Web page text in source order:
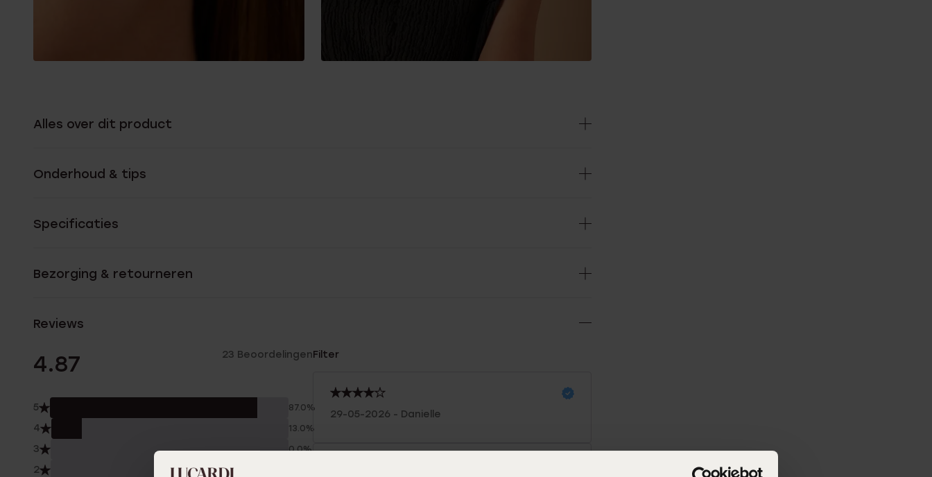
Alles over dit product
Onderhoud & tips
Specificaties
Bezorging & retourneren
Reviews
4.87 23 Beoordelingen
5 87.0%
4 13.0%
3 0.0%
2
Filter
29-05-2026 - Danielle